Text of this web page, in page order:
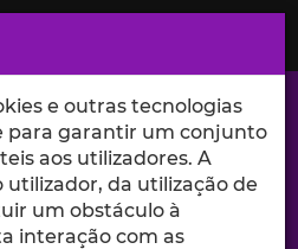
e ciência no Iscte
e outras tecnologias
para garantir um conjunto
aos utilizadores. A
da utilização de
um obstáculo à
interação com as